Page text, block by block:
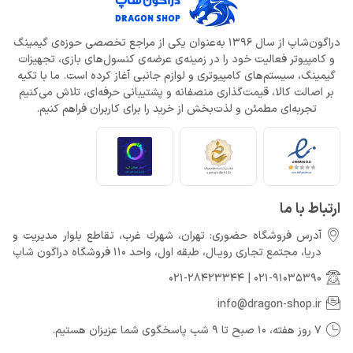
افزایش قیمت بازی‌ها؛ آیا Xbox بازیکنان را به Game Pass سوق
می‌دهد؟
خرداد 22, 1404
Call of Duty: Black Ops 7 برای کنسول‌های نسل هشتم هم می‌آید
خرداد 22, 1404
دراگون‌شاپ از سال 1396 به‌عنوان یکی از مراجع تخصصی حوزه‌ی گیمینگ
و کامپیوتر فعالیت خود را در زمینه‌ی عرضه‌ی کنسول‌های بازی، تجهیزات
گیمینگ، سیستم‌های کامپیوتری و لوازم جانبی آغاز کرده است. ما با تکیه
بر اصالت کالا، قیمت‌گذاری منصفانه و پشتیبانی حرفه‌ای، تلاش می‌کنیم
تجربه‌ای مطمئن و لذت‌بخش از خرید را برای کاربران فراهم کنیم.
ارتباط با ما
آدرس فروشگاه حضوری: تهران، شهرك غرب، تقاطع بلوار مدیریت و
دريا، مجتمع تجارى رويـال، طبقه اول، واحد 110 فروشگاه دراگون شاپ
021-91035390
|
021-28423344
info@dragon-shop.ir
7 روز هفته، 10 صبح تا 9 شب پاسخگوی شما عزیزان هستیم.